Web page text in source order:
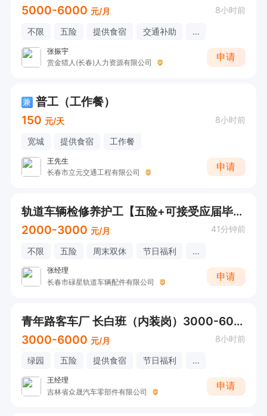
5000-6000 元/月 8小时前
不限 五险 提供食宿 交通补助 ...
张振宇
赏金猎人(长春)人力资源有限公司
申请
兼 普工（工作餐）
150 元/天 8小时前
宽城 提供食宿 工作餐
王先生
长春市立元交通工程有限公司
申请
轨道车辆检修养护工【五险+可接受应届毕业生+周末双休】储备岗
2000-3000 元/月 41分钟前
不限 五险 周末双休 节日福利 ...
张经理
长春市碌星轨道车辆配件有限公司
申请
青年路客车厂 长白班（内装岗）3000-6000
3000-6000 元/月 8小时前
绿园 五险 提供食宿 节日福利 ...
王经理
吉林省众晟汽车零部件有限公司
申请